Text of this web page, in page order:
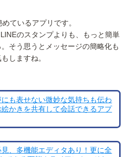
ているアプリです。
のスタンプよりも、もっと簡単
そう思うとメッセージの簡略化も
しますね。
も表せない微妙な気持ちも伝わ
かきを共有して会話できるアプ
、多機能エディタあり！更に全